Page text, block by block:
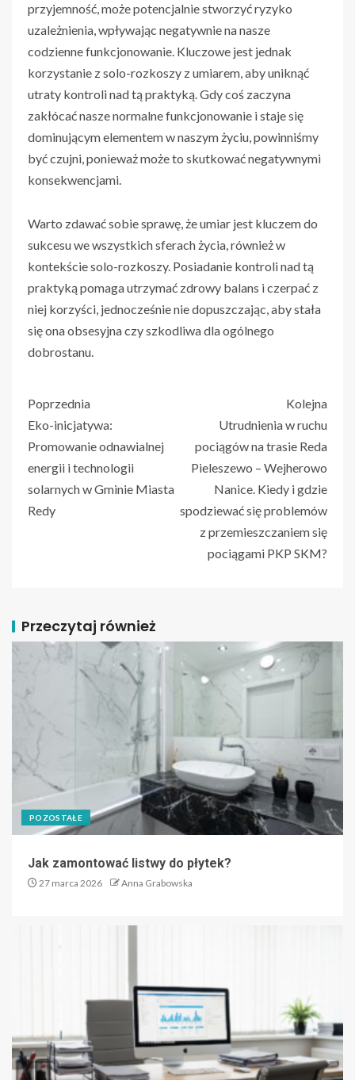
przyjemność, może potencjalnie stworzyć ryzyko
uzależnienia, wpływając negatywnie na nasze
codzienne funkcjonowanie. Kluczowe jest jednak
korzystanie z solo-rozkoszy z umiarem, aby uniknąć
utraty kontroli nad tą praktyką. Gdy coś zaczyna
zakłócać nasze normalne funkcjonowanie i staje się
dominującym elementem w naszym życiu, powinniśmy
być czujni, ponieważ może to skutkować negatywnymi
konsekwencjami.
Warto zdawać sobie sprawę, że umiar jest kluczem do
sukcesu we wszystkich sferach życia, również w
kontekście solo-rozkoszy. Posiadanie kontroli nad tą
praktyką pomaga utrzymać zdrowy balans i czerpać z
niej korzyści, jednocześnie nie dopuszczając, aby stała
się ona obsesyjna czy szkodliwa dla ogólnego
dobrostanu.
Poprzednia
Eko-inicjatywa:
Promowanie odnawialnej
energii i technologii
solarnych w Gminie Miasta
Redy
Kolejna
Utrudnienia w ruchu
pociągów na trasie Reda
Pieleszewo – Wejherowo
Nanice. Kiedy i gdzie
spodziewać się problemów
z przemieszczaniem się
pociągami PKP SKM?
Przeczytaj również
POZOSTAŁE
Jak zamontować listwy do płytek?
27 marca 2026 Anna Grabowska